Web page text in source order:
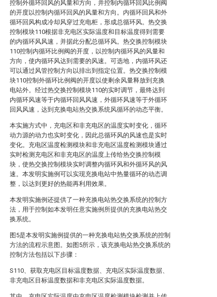
控制外循环回风的风量和方向，并控制内循环回风比例阀
的开度以控制内循环回风的风量和方向。内循环回风和外
循环回风构成冷却风穿过充电柜，形成总循环风。热交换
控制模块110根据非充电区实际温度和目标温度得到需要
的内循环风风速，并据此分配总循环风。热交换控制模块
110控制内循环比例阀的开度，以控制内循环风的风量和
方向，使内循环风达到需要的风速。可选地，内循环风还
可以通过风管控制方向以排出到指定位置。热交换控制模
块110控制外循环比例阀的开度以使剩余风量释放到充换
电站外。经过热交换控制模块110的实时调节，最终达到
内循环风速等于内循环回风风速，外循环风速等于外循环
回风风速，达到充换电站热交换系统风循环的动态平衡。
本实施方式中，充电区和非充电区的温度实时变化，循环
动力源的动力也实时变化，因此总循环风的风速也是实时
变化。充电区温度检测模块和非充电区温度检测模块通过
实时检测充电区和非充电区的温度上传给热交换控制模
块，使热交换控制模块实时调整内循环风和外循环风的风
速。本发明实施例可以实现充换电站中热量循环的动态调
整，以达到更好的热能再利用效果。
本发明实施例还提供了一种充换电站热交换系统的控制方
法，用于控制如本发明任意实施例所提供的充换电站热交
换系统。
图5是本发明实施例提供的一种充换电站热交换系统的控制
方法的流程示意图。如图5所示，该充换电站热交换系统的
控制方法包括以下步骤：
S110、获取充电区目标温度数据、充电区实际温度数据、
非充电区目标温度数据和非充电区实际温度数据。